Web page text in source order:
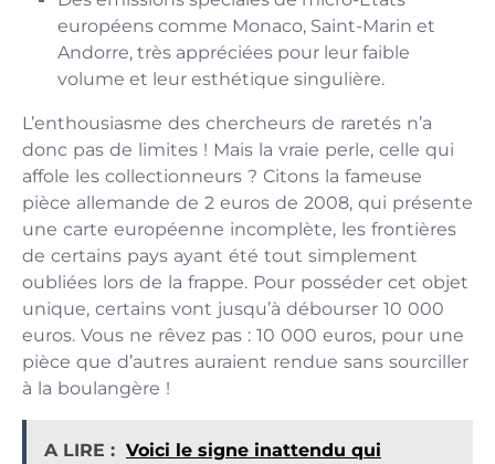
européens comme Monaco, Saint-Marin et
Andorre, très appréciées pour leur faible
volume et leur esthétique singulière.
L’enthousiasme des chercheurs de raretés n’a
donc pas de limites ! Mais la vraie perle, celle qui
affole les collectionneurs ? Citons la fameuse
pièce allemande de 2 euros de 2008, qui présente
une carte européenne incomplète, les frontières
de certains pays ayant été tout simplement
oubliées lors de la frappe. Pour posséder cet objet
unique, certains vont jusqu’à débourser 10 000
euros. Vous ne rêvez pas : 10 000 euros, pour une
pièce que d’autres auraient rendue sans sourciller
à la boulangère !
A LIRE : Voici le signe inattendu qui